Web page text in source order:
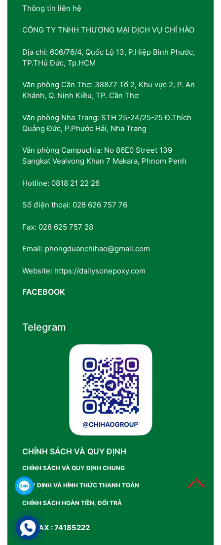
Thông tin liên hệ
CÔNG TY TNHH THƯƠNG MẠI DỊCH VỤ CHÍ HÀO
Địa chỉ: 606/76/4, Quốc Lộ 13, P.Hiệp Bình Phước,
TP.THủ Đức, Tp.HCM
Văn phòng Cần Thơ: 388Z7 Tổ 2, Khu vực 2, P. An
Khánh, Q. Ninh Kiều, TP. Cần Thơ
Văn phòng Nha Trang: STH 25-24/25-25 Đ.Thích
Quảng Đức, P.Phước Hải, Nha Trang
Văn phòng Campuchia: No 86E0 Street 139
Sangkat Vealvong Khan 7 Makara, Phnom Penh
Hotline: 0818 21 22 26
Số điện thoại: 028 626 757 76
Fax: 028 625 757 28
Email: phongduanchihao@gmail.com
Website: https://dailysonepoxy.com
FACEBOOK
Telegram
CHÍNH SÁCH VÀ QUY ĐỊNH
CHÍNH SÁCH VÀ QUY ĐỊNH CHUNG
QUY ĐỊNH VÀ HÌNH THỨC THANH TOÁN
CHÍNH SÁCH HOÀN TIỀN, ĐỔI TRẢ
SỐ FAX : 74185222